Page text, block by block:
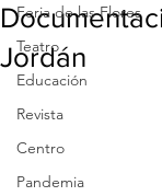
Feria de las Flores
Teatro
Educación
Revista
Centro
Pandemia
Jordán